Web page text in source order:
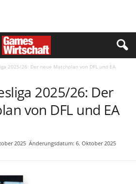
2025/26: Der neue Matchplan von DFL und EA
2025/26: Der
von DFL und EA
2025 Änderungsdatum: 6. Oktober 2025